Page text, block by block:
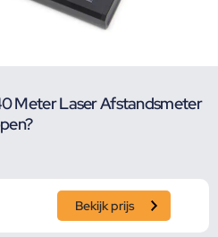
Meter Laser Afstandsmeter
Bekijk prijs